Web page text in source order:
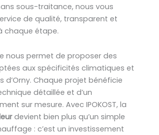
sous-traitance, nous vous
de qualité, transparent et
chaque étape.
nous permet de proposer des
aux spécificités climatiques et
d’Orny. Chaque projet bénéficie
détaillée et d’un
sur mesure. Avec IPOKOST, la
devient bien plus qu’un simple
: c’est un investissement